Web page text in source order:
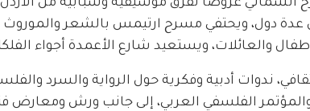
عدة دول، ويحتفي مسرح ارتيمس بالشعر
والعائلات، ويستعيد شارع الأعمدة أجواء
ندوات أدبية وفكرية حول الرواية والسرد
الفلسفي العربي، إلى جانب ورش